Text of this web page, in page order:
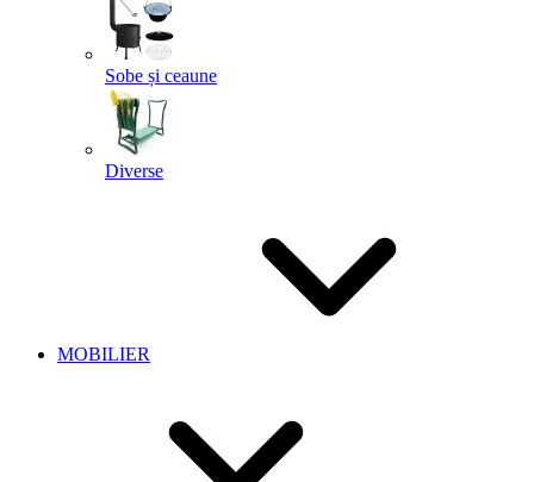
Sobe și ceaune
Diverse
MOBILIER